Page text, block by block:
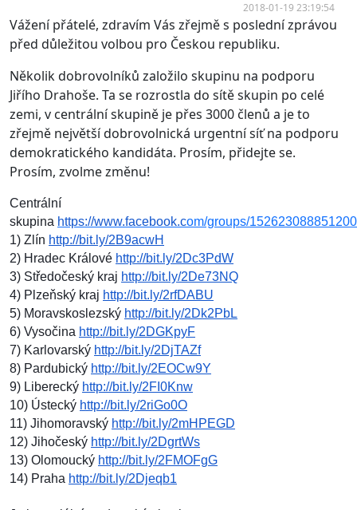
2018-01-19 23:19:54
Vážení přátelé, zdravím Vás zřejmě s poslední zprávou
před důležitou volbou pro Českou republiku.
Několik dobrovolníků založilo skupinu na podporu
Jiřího Drahoše. Ta se rozrostla do sítě skupin po celé
zemi, v centrální skupině je přes 3000 členů a je to
zřejmě největší dobrovolnická urgentní síť na podporu
demokratického kandidáta. Prosím, přidejte se.
Prosím, zvolme změnu!
Centrální
skupina https://www.facebook.c
1) Zlín http://bit.ly/2B9acwH
2) Hradec Králové http://bit.ly/2Dc3PdW
3) Středočeský kraj http://bit.ly/2De73NQ
4) Plzeňský kraj http://bit.ly/2rfDABU
5) Moravskoslezský http://bit.ly/2Dk2PbL
6) Vysočina http://bit.ly/2DGKpyF
7) Karlovarský http://bit.ly/2DjTAZf
8) Pardubický http://bit.ly/2EOCw9Y
9) Liberecký http://bit.ly/2FI0Knw
10) Ústecký http://bit.ly/2riGo0O
11) Jihomoravský http://bit.ly/2mHPEGD
12) Jihočeský http://bit.ly/2DgrtWs
13) Olomoucký http://bit.ly/2FMOFgG
14) Praha http://bit.ly/2Djeqb1